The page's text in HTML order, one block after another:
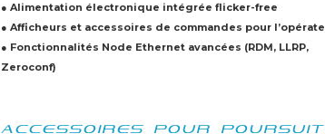
● Alimentation électronique intégrée flicker-free
● Afficheurs et accessoires de commandes pour
● Fonctionnalités Node Ethernet avancées (RDM, LLRP,
Zeroconf)
ACCESSOIRES POUR